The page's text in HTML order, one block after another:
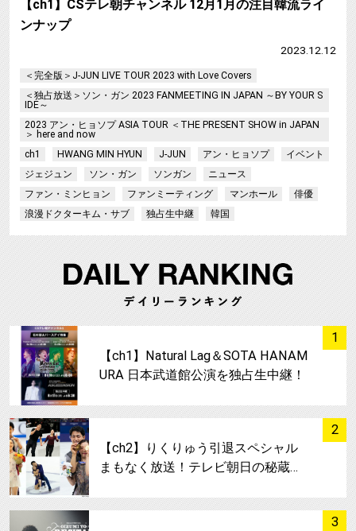
【ch1】CSテレ朝チャンネル 12月1月の注目韓流ライ
ンナップ
2023.12.12
＜完全版＞J-JUN LIVE TOUR 2023 with Love Covers
＜独占放送＞ソン・ガン 2023 FANMEETING IN JAPAN ～BY YOUR S
IDE～
2023 アン・ヒョソプ ASIA TOUR ＜THE PRESENT SHOW in JAPAN
＞ here and now
ch1
HWANG MIN HYUN J-JUN アン・ヒョソプ
イベント
ジェジュン
ソン・ガン ソンガン
ニュース
ファン・ミンヒョン
ファンミーティング マンホール
俳優
浪漫ドクターキム・サブ
独占生中継 韓国
1
【ch1】Natural Lag＆SOTA HANAM
URA 日本武道館公演を独占生中継！
2
サムネイル
【ch2】りくりゅう引退スペシャル
まもなく放送！テレビ朝日の秘蔵…
3